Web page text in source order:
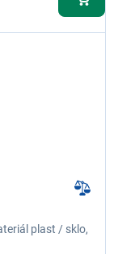
plast / sklo,